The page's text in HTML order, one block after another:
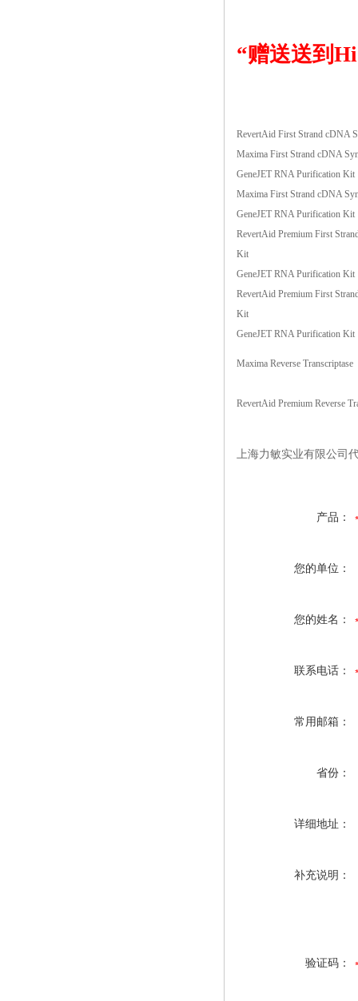
“赠送送到
RevertAid First Strand cDNA
Maxima First Strand cDNA
GeneJET RNA Purification Kit
Maxima First Strand cDNA
GeneJET RNA Purification Kit
RevertAid Premium First
Kit
GeneJET RNA Purification Kit
RevertAid Premium First
Kit
GeneJET RNA Purification Kit
Maxima Reverse Transcriptase
RevertAid Premium Reverse
上海力敏实业有限公司
产品：
您的单位：
您的姓名：
联系电话：
常用邮箱：
省份：
详细地址：
补充说明：
验证码：